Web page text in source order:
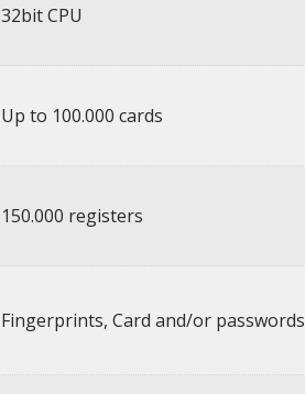
32bit CPU
Up to 100.000 cards
150.000 registers
Fingerprints, Card and/or passwords